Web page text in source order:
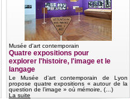
Musée d'art contemporain
Quatre expositions pour
explorer l'histoire, l'image et le
langage
Le Musée d’art contemporain de Lyon
propose quatre expositions « autour de la
question de l’image » où mémoire, (…)
La suite